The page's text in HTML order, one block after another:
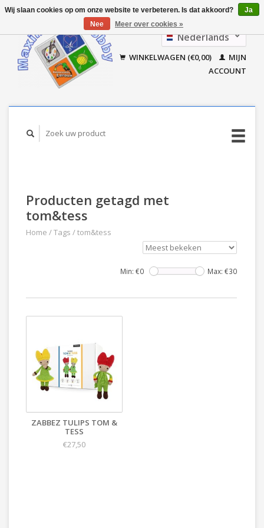
Nederlands
Français
WINKELWAGEN (€0,00)
MIJN
ACCOUNT
Producten getagd met
tom&tess
Home /Tags /tom&tess
Min: €0 Max: €30
ZABBEZ TULIPS TOM &
TESS
€27,50
Wij slaan cookies op om onze website te verbeteren. Is dat akkoord?
Ja
Nee
Meer over cookies »